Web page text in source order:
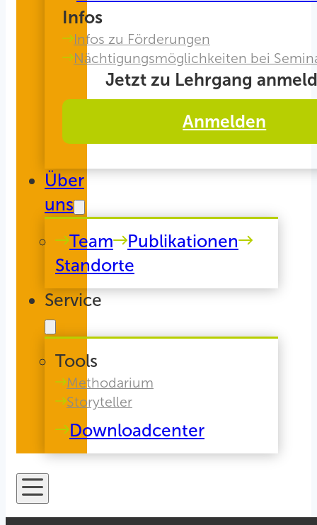
Infos
Infos zu Förderungen
Nächtigungsmöglichkeiten bei
Jetzt zu Lehrgang
Anmelden
Über
uns
Team
Publikationen
Standorte
Service
Tools
Methodarium
Storyteller
Downloadcenter